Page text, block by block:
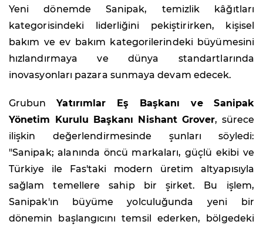
Yeni dönemde Sanipak, temizlik kâğıtları
kategorisindeki liderliğini pekiştirirken, kişisel
bakım ve ev bakım kategorilerindeki büyümesini
hızlandırmaya ve dünya standartlarında
inovasyonları pazara sunmaya devam edecek.
GrubunYatırımlar Eş Başkanı ve Sanipak
Yönetim Kurulu Başkanı Nishant Grover, sürece
ilişkin değerlendirmesinde şunları söyledi:
"Sanipak; alanında öncü markaları, güçlü ekibi ve
Türkiye ile Fas'taki modern üretim altyapısıyla
sağlam temellere sahip bir şirket. Bu işlem,
Sanipak'ın büyüme yolculuğunda yeni bir
dönemin başlangıcını temsil ederken, bölgedeki